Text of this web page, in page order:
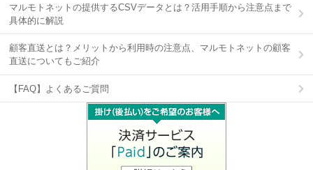
マルモトネットの提供するCSVデータとは？活用手順から注意点まで
具体的に解説
顧客直送とは？メリットから利用時の注意点、マルモトネットの顧客
直送についてもご紹介
【FAQ】よくあるご質問